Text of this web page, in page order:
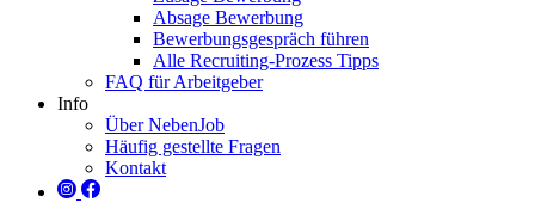
Absage Bewerbung
Bewerbungsgespräch führen
Alle Recruiting-Prozess Tipps
FAQ für Arbeitgeber
Info
Über NebenJob
Häufig gestellte Fragen
Kontakt